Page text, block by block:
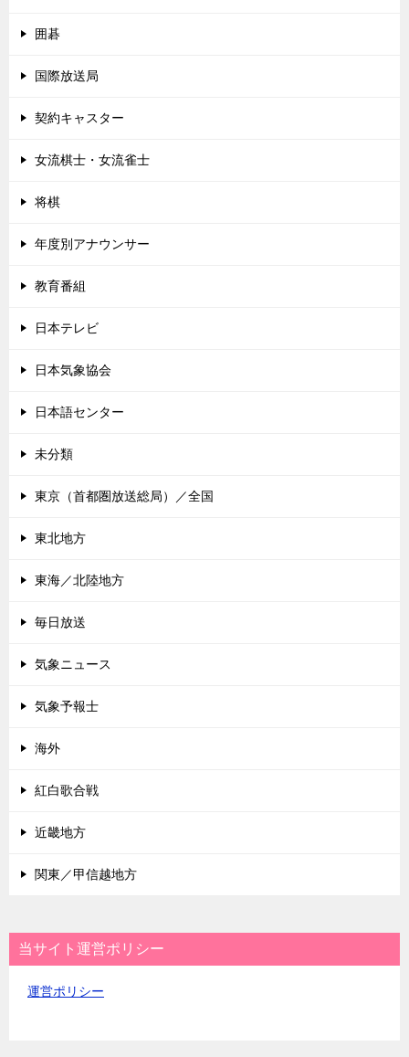
囲碁
国際放送局
契約キャスター
女流棋士・女流雀士
将棋
年度別アナウンサー
教育番組
日本テレビ
日本気象協会
日本語センター
未分類
東京（首都圏放送総局）／全国
東北地方
東海／北陸地方
毎日放送
気象ニュース
気象予報士
海外
紅白歌合戦
近畿地方
関東／甲信越地方
当サイト運営ポリシー
運営ポリシー